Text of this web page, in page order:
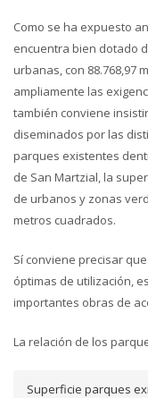
Como se ha expuesto
encuentra bien dotado
urbanas, con 88.768,97
ampliamente las
también conviene
diseminados por las
parques existentes
de San Martzial, la
de urbanos y zonas
metros cuadrados.
Sí conviene precisar
óptimas de utilización,
importantes obras de
La relación de los
Superficie parques